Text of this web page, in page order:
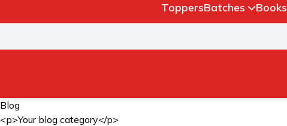
ToppersBatches Books
Blog
<p>Your blog category</p>